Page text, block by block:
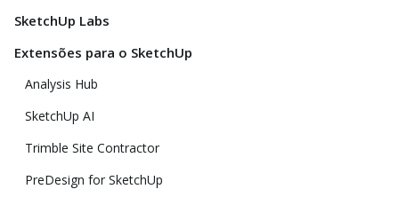
SketchUp Labs
Extensões para o SketchUp
Analysis Hub
SketchUp AI
Trimble Site Contractor
PreDesign for SketchUp